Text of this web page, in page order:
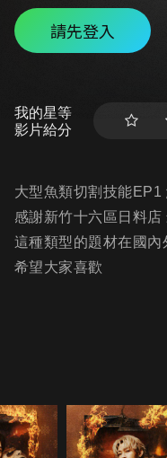
請先登入
我的星等
影片給分
大型魚類切割技能EP1
感謝新竹十六區日料店
這種類型的題材在國內
希望大家喜歡